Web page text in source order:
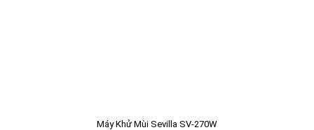
Máy Khử Mùi Sevilla SV-270W